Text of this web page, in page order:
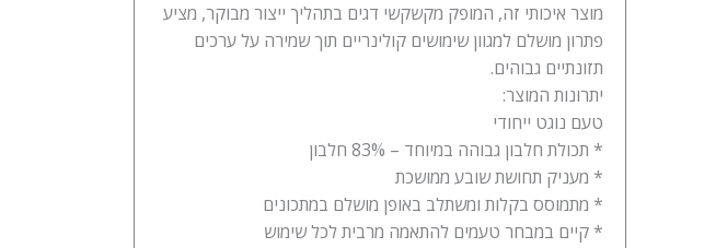
מוצר איכותי זה, המופק מקשקשי דגים בתהליך ייצור מבוקר, מציע
פתרון מושלם למגוון שימושים קולינריים תוך שמירה על ערכים
תזונתיים גבוהים.
יתרונות המוצר:
טעם נוגט ייחודי
* תכולת חלבון גבוהה במיוחד – 83% חלבון
* מעניק תחושת שובע ממושכת
* מתמוסס בקלות ומשתלב באופן מושלם במתכונים
* קיים במבחר טעמים להתאמה מרבית לכל שימוש